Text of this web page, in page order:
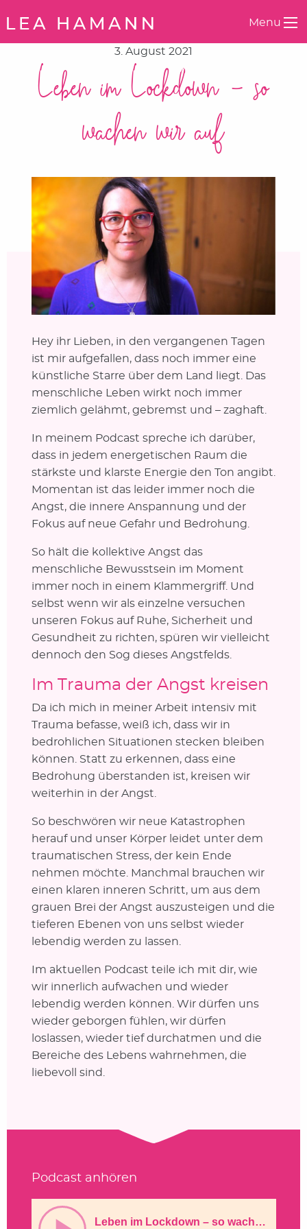
Menu
3. August 2021
Leben im Lockdown – so
wachen wir auf
Hey ihr Lieben, in den vergangenen Tagen
ist mir aufgefallen, dass noch immer eine
künstliche Starre über dem Land liegt. Das
menschliche Leben wirkt noch immer
ziemlich gelähmt, gebremst und – zaghaft.
In meinem Podcast spreche ich darüber,
dass in jedem energetischen Raum die
stärkste und klarste Energie den Ton angibt.
Momentan ist das leider immer noch die
Angst, die innere Anspannung und der
Fokus auf neue Gefahr und Bedrohung.
So hält die kollektive Angst das
menschliche Bewusstsein im Moment
immer noch in einem Klammergriff. Und
selbst wenn wir als einzelne versuchen
unseren Fokus auf Ruhe, Sicherheit und
Gesundheit zu richten, spüren wir vielleicht
dennoch den Sog dieses Angstfelds.
Im Trauma der Angst kreisen
Da ich mich in meiner Arbeit intensiv mit
Trauma befasse, weiß ich, dass wir in
bedrohlichen Situationen stecken bleiben
können. Statt zu erkennen, dass eine
Bedrohung überstanden ist, kreisen wir
weiterhin in der Angst.
So beschwören wir neue Katastrophen
herauf und unser Körper leidet unter dem
traumatischen Stress, der kein Ende
nehmen möchte. Manchmal brauchen wir
einen klaren inneren Schritt, um aus dem
grauen Brei der Angst auszusteigen und die
tieferen Ebenen von uns selbst wieder
lebendig werden zu lassen.
Im aktuellen Podcast teile ich mit dir, wie
wir innerlich aufwachen und wieder
lebendig werden können. Wir dürfen uns
wieder geborgen fühlen, wir dürfen
loslassen, wieder tief durchatmen und die
Bereiche des Lebens wahrnehmen, die
liebevoll sind.
Podcast anhören